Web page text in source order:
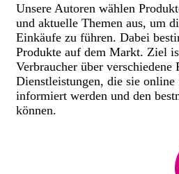
Unsere Autoren wählen
und aktuelle Themen aus, um
Einkäufe zu führen. Dabei
Produkte auf dem Markt. Ziel
Verbraucher über verschiedene
Dienstleistungen, die sie online
informiert werden und den
können.